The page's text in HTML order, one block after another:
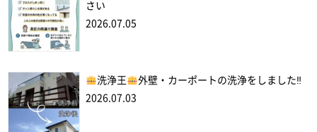
さい
2026.07.05
洗浄王
外壁・カーポートの洗浄をしました‼
2026.07.03